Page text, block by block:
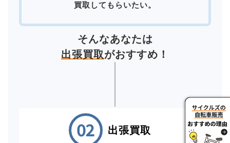
買取してもらいたい。
そんなあなたは
出張買取がおすすめ！
出張買取